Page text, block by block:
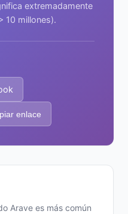
extremadamente
10 millones).
enlace
Arave es más común